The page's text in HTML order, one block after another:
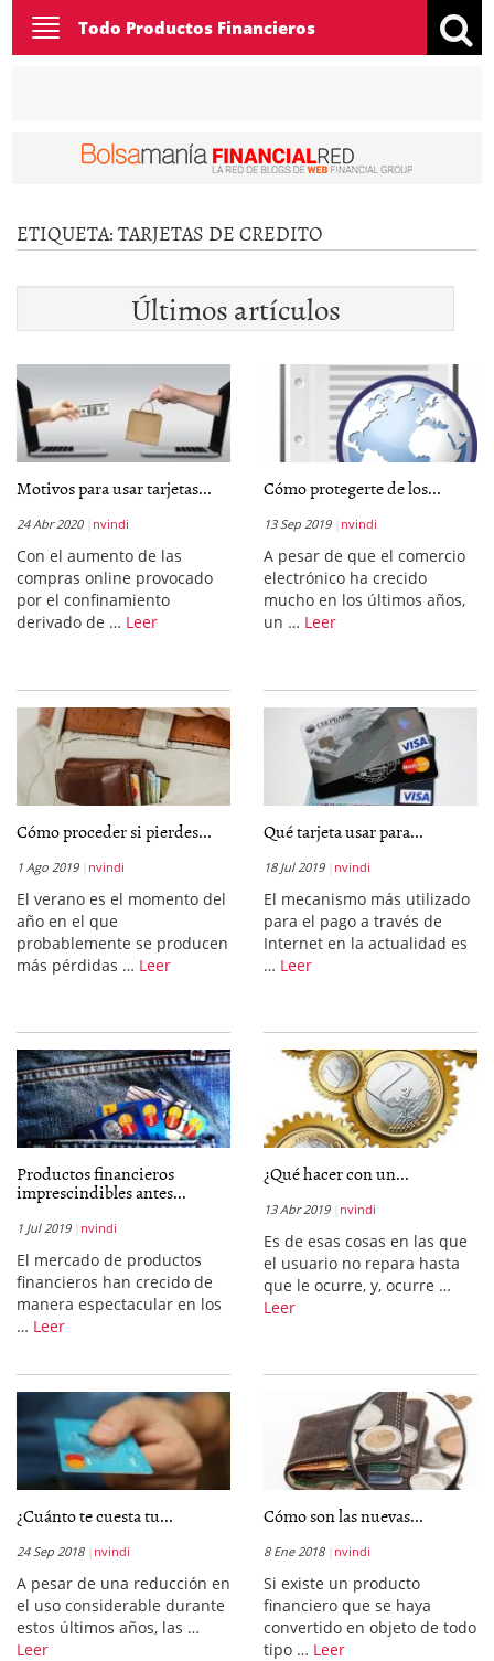
Toggle
navigation
Todo Productos Financieros
ETIQUETA:TARJETAS DE CREDITO
Últimos artículos
Motivos para usar tarjetas...
24 Abr 2020 nvindi
Con el aumento de las
compras online provocado
por el confinamiento
derivado de … Leer
Cómo protegerte de los...
13 Sep 2019 nvindi
A pesar de que el comercio
electrónico ha crecido
mucho en los últimos años,
un … Leer
Cómo proceder si pierdes...
1 Ago 2019 nvindi
El verano es el momento del
año en el que
probablemente se producen
más pérdidas … Leer
Qué tarjeta usar para...
18 Jul 2019 nvindi
El mecanismo más utilizado
para el pago a través de
Internet en la actualidad es
… Leer
Productos financieros
imprescindibles antes...
1 Jul 2019 nvindi
El mercado de productos
financieros han crecido de
manera espectacular en los
… Leer
¿Qué hacer con un...
13 Abr 2019 nvindi
Es de esas cosas en las que
el usuario no repara hasta
que le ocurre, y, ocurre …
Leer
¿Cuánto te cuesta tu...
24 Sep 2018 nvindi
A pesar de una reducción en
el uso considerable durante
estos últimos años, las …
Leer
Cómo son las nuevas...
8 Ene 2018 nvindi
Si existe un producto
financiero que se haya
convertido en objeto de todo
tipo … Leer